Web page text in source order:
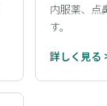
内服薬、点
す。
詳しく見る